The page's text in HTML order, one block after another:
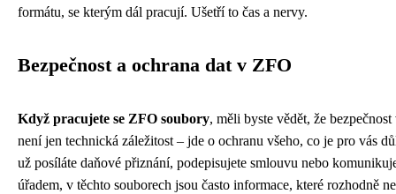
formátu, se kterým dál pracují. Ušetří to čas a nervy.
Bezpečnost a ochrana dat v ZFO
Když pracujete se ZFO soubory, měli byste vědět, že bezpečnost
není jen technická záležitost – jde o ochranu všeho, co je pro vás
už posíláte daňové přiznání, podepisujete smlouvu nebo
úřadem, v těchto souborech jsou často informace, které rozhodně